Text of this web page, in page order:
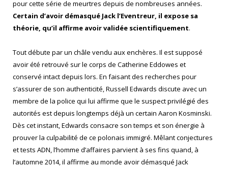
pour cette série de meurtres depuis de nombreuses années.
Certain d’avoir démasqué Jack l’Eventreur, il expose sa
théorie, qu’il affirme avoir validée scientifiquement.
Tout débute par un châle vendu aux enchères. Il est supposé
avoir été retrouvé sur le corps de Catherine Eddowes et
conservé intact depuis lors. En faisant des recherches pour
s’assurer de son authenticité, Russell Edwards discute avec un
membre de la police qui lui affirme que le suspect privilégié des
autorités est depuis longtemps déjà un certain Aaron Kosminski.
Dès cet instant, Edwards consacre son temps et son énergie à
prouver la culpabilité de ce polonais immigré. Mêlant conjectures
et tests ADN, l’homme d’affaires parvient à ses fins quand, à
l’automne 2014, il affirme au monde avoir démasqué Jack